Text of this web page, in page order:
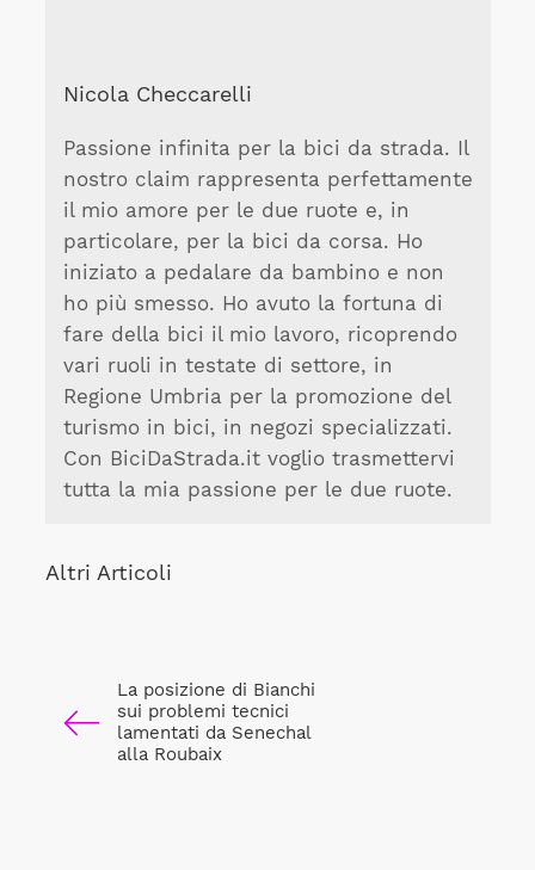
Nicola Checcarelli
Passione infinita per la bici da strada. Il
nostro claim rappresenta perfettamente
il mio amore per le due ruote e, in
particolare, per la bici da corsa. Ho
iniziato a pedalare da bambino e non
ho più smesso. Ho avuto la fortuna di
fare della bici il mio lavoro, ricoprendo
vari ruoli in testate di settore, in
Regione Umbria per la promozione del
turismo in bici, in negozi specializzati.
Con BiciDaStrada.it voglio trasmettervi
tutta la mia passione per le due ruote.
Altri Articoli
La posizione di Bianchi
sui problemi tecnici
lamentati da Senechal
alla Roubaix